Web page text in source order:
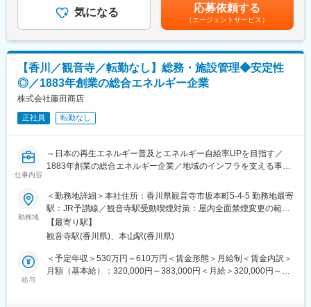
・原材料の受入検査
原料、製品が規定通りか確認を行います。
分光光度計、比重計を用いた計測を行います。
作業はマニュアルがあります。
・検査報告書の作成
フォーマットがありますので数値や製品名の入力等が中心です。
公的機関に提出する書類もあります。
スピードは問われませんが、正確な入力操作が必要です。
・その他庶務
電話対応、他部署への連絡、メール等があります。
※朝8時くらいが最も繁忙な時間です。
※検査業務と事務業務の割合は5:5です。
■組織構成について：品質管理は30代～40代の男性２名・女性1名
の３名が担当しております。
将来的にはご経験や適性次第で組織をマネジメントしていただく
ことも期待しています。
て上下する可能性があります。月給(月額)は固定手当を含めた表記
です。 気になる 応募依頼する
（エージェントサービス）
【香川／観音寺／転勤なし】総務・施設管理◆安定性
◎／1883年創業の総合エネルギー企業
株式会社藤田商店
正社員 転勤なし
仕事内容
～日本の再生エネルギー普及とエネルギー自給率UPを目指す／
1883年創業の総合エネルギー企業／地域のインフラを支える事業
■業務内容：
◇本社や、その他の当社拠点について、総務全般と、施設・設備
の保全管理や法令対応をお任せします。
◇バックオフィスとファシリティマネジメントの両面から、円滑
な企業活動を支える業務です。
◇一部、各事業所や設備の現場確認、防災訓練の実施も行うた
勤務地
＜勤務地詳細＞本社住所：香川県観音寺市坂本町5-4-5 勤務地最寄
駅：JR予讃線／観音寺駅受動喫煙対策：屋内全面禁煙変更の範
囲：会社の定める事業所（リモートワーク含む）
【最寄り駅】
観音寺駅(香川県)、本山駅(香川県)
給与
＜予定年収＞530万円～610万円＜賃金形態＞月給制＜賃金内訳＞
月額（基本給）：320,000円～383,000円＜月給＞320,000円～